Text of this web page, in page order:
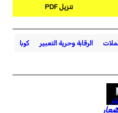
تنزيل PDF
الرقابة وحرية التعبير كوبا